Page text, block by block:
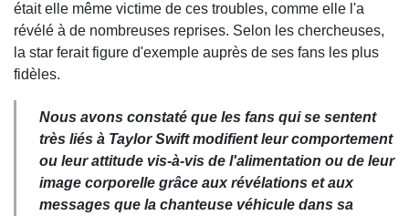
était elle même victime de ces troubles, comme elle l'a
révélé à de nombreuses reprises. Selon les chercheuses,
la star ferait figure d'exemple auprès de ses fans les plus
fidèles.
Nous avons constaté que les fans qui se sentent
très liés à Taylor Swift modifient leur comportement
ou leur attitude vis-à-vis de l'alimentation ou de leur
image corporelle grâce aux révélations et aux
messages que la chanteuse véhicule dans sa